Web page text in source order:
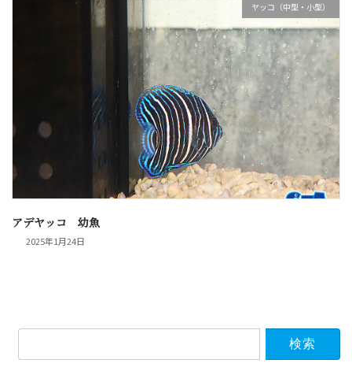
ヤッコ（中型・小型）
アデヤッコ 幼魚
2025年1月24日
索: